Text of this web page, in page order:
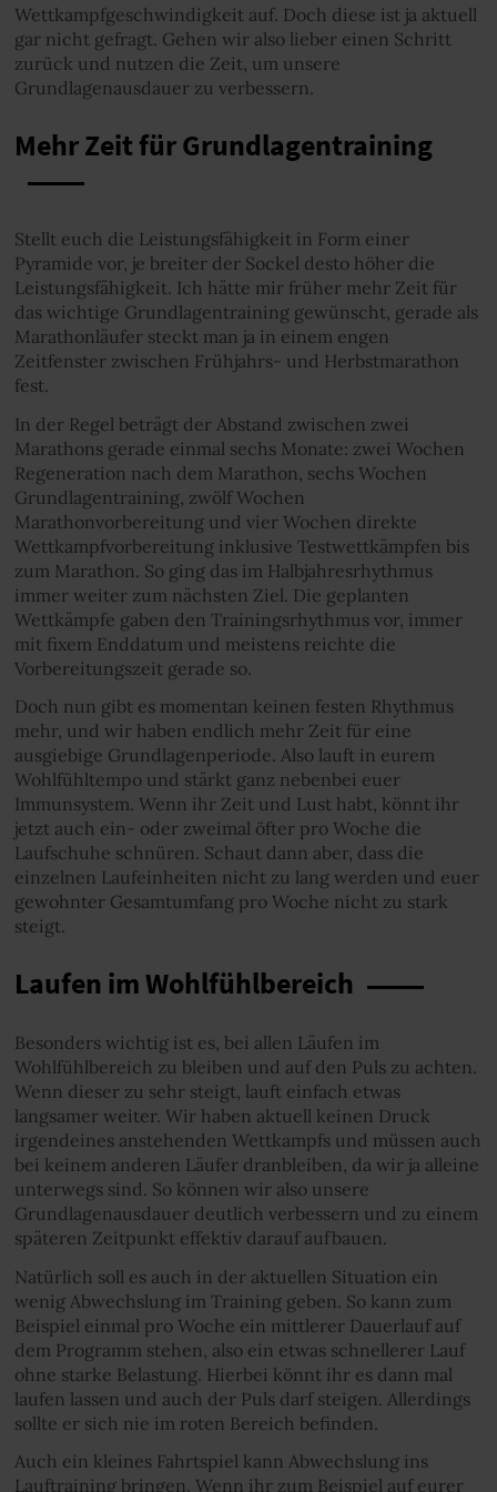
Wettkampfgeschwindigkeit auf. Doch diese ist ja aktuell
gar nicht gefragt. Gehen wir also lieber einen Schritt
zurück und nutzen die Zeit, um unsere
Grundlagenausdauer zu verbessern.
Mehr Zeit für Grundlagentraining
Stellt euch die Leistungsfähigkeit in Form einer
Pyramide vor, je breiter der Sockel desto höher die
Leistungsfähigkeit. Ich hätte mir früher mehr Zeit für
das wichtige Grundlagentraining gewünscht, gerade als
Marathonläufer steckt man ja in einem engen
Zeitfenster zwischen Frühjahrs- und Herbstmarathon
fest.
In der Regel beträgt der Abstand zwischen zwei
Marathons gerade einmal sechs Monate: zwei Wochen
Regeneration nach dem Marathon, sechs Wochen
Grundlagentraining, zwölf Wochen
Marathonvorbereitung und vier Wochen direkte
Wettkampfvorbereitung inklusive Testwettkämpfen bis
zum Marathon. So ging das im Halbjahresrhythmus
immer weiter zum nächsten Ziel. Die geplanten
Wettkämpfe gaben den Trainingsrhythmus vor, immer
mit fixem Enddatum und meistens reichte die
Vorbereitungszeit gerade so.
Doch nun gibt es momentan keinen festen Rhythmus
mehr, und wir haben endlich mehr Zeit für eine
ausgiebige Grundlagenperiode. Also lauft in eurem
Wohlfühltempo und stärkt ganz nebenbei euer
Immunsystem. Wenn ihr Zeit und Lust habt, könnt ihr
jetzt auch ein- oder zweimal öfter pro Woche die
Laufschuhe schnüren. Schaut dann aber, dass die
einzelnen Laufeinheiten nicht zu lang werden und euer
gewohnter Gesamtumfang pro Woche nicht zu stark
steigt.
Laufen im Wohlfühlbereich
Besonders wichtig ist es, bei allen Läufen im
Wohlfühlbereich zu bleiben und auf den Puls zu achten.
Wenn dieser zu sehr steigt, lauft einfach etwas
langsamer weiter. Wir haben aktuell keinen Druck
irgendeines anstehenden Wettkampfs und müssen auch
bei keinem anderen Läufer dranbleiben, da wir ja alleine
unterwegs sind. So können wir also unsere
Grundlagenausdauer deutlich verbessern und zu einem
späteren Zeitpunkt effektiv darauf aufbauen.
Natürlich soll es auch in der aktuellen Situation ein
wenig Abwechslung im Training geben. So kann zum
Beispiel einmal pro Woche ein mittlerer Dauerlauf auf
dem Programm stehen, also ein etwas schnellerer Lauf
ohne starke Belastung. Hierbei könnt ihr es dann mal
laufen lassen und auch der Puls darf steigen. Allerdings
sollte er sich nie im roten Bereich befinden.
Auch ein kleines Fahrtspiel kann Abwechslung ins
Lauftraining bringen. Wenn ihr zum Beispiel auf eurer